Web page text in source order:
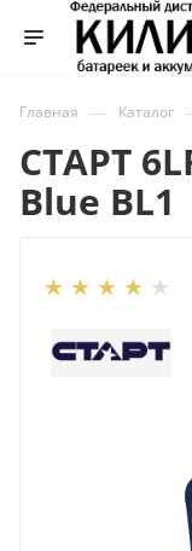
Главная — Каталог
СТАРТ
Blue BL1